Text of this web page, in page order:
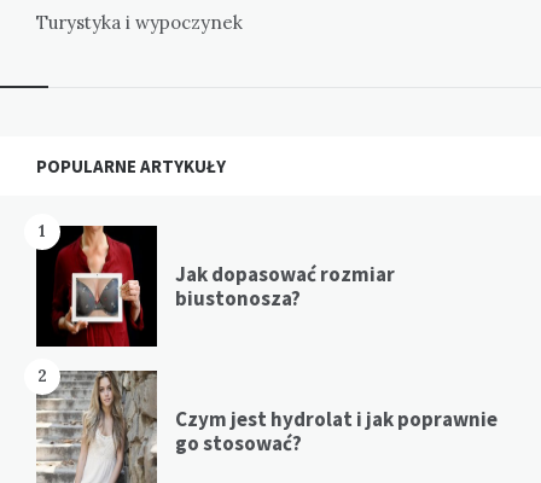
Turystyka i wypoczynek
Widgets
POPULARNE ARTYKUŁY
1
Jak dopasować rozmiar
biustonosza?
2
Czym jest hydrolat i jak poprawnie
go stosować?